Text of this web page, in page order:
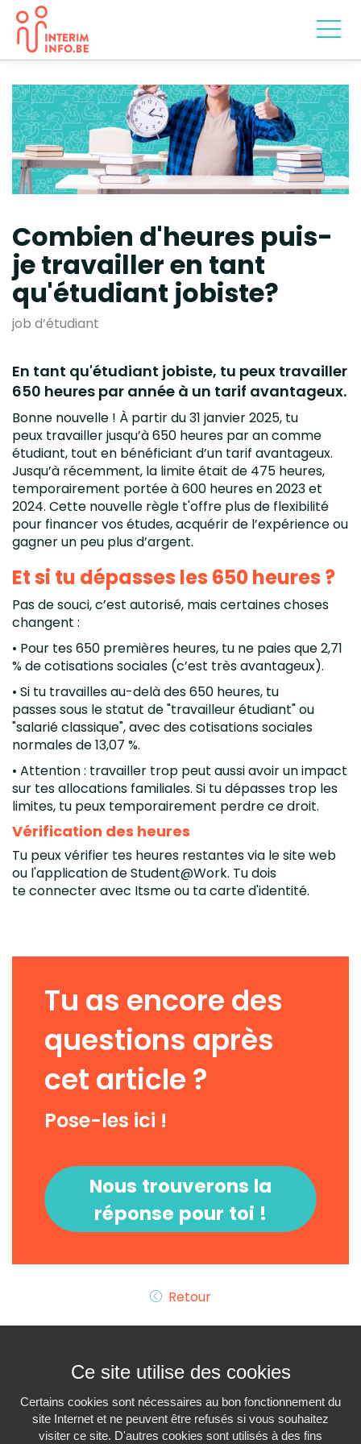
Combien d'heures puis-
je travailler en tant
qu'étudiant jobiste?
job d’étudiant
En tant qu'étudiant jobiste, tu peux travailler
650 heures par année à un tarif avantageux.
Bonne nouvelle ! À partir du 31 janvier 2025, tu
peux travailler jusqu’à 650 heures par an comme
étudiant, tout en bénéficiant d’un tarif avantageux.
Jusqu’à récemment, la limite était de 475 heures,
temporairement portée à 600 heures en 2023 et
2024. Cette nouvelle règle t'offre plus de flexibilité
pour financer vos études, acquérir de l’expérience ou
gagner un peu plus d’argent.
Et si tu dépasses les 650 heures ?
Pas de souci, c’est autorisé, mais certaines choses
changent :
• Pour tes 650 premières heures, tu ne paies que 2,71
% de cotisations sociales (c’est très avantageux).
• Si tu travailles au-delà des 650 heures, tu
passes sous le statut de "travailleur étudiant" ou
"salarié classique", avec des cotisations sociales
normales de 13,07 %.
• Attention : travailler trop peut aussi avoir un impact
sur tes allocations familiales. Si tu dépasses trop les
limites, tu peux temporairement perdre ce droit.
Vérification des heures
Tu peux vérifier tes heures restantes via le site web
ou l'application de Student@Work. Tu dois
te connecter avec Itsme ou ta carte d'identité.
Tu as encore des
questions après
cet article ?
Pose-les ici !
Nous trouverons la
réponse pour toi !
Retour
Ce site utilise des cookies
Certains cookies sont nécessaires au bon fonctionnement du
site Internet et ne peuvent être refusés si vous souhaitez
visiter ce site. D'autres cookies sont utilisés à des fins